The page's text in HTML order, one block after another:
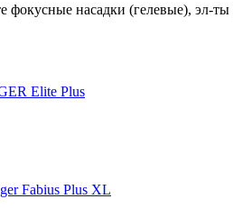
фокусные насадки (гелевые), эл-ты
Elite Plus
Fabius Plus XL